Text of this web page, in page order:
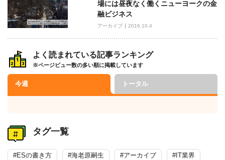
場には昼夜なく働くニューヨークの金
融ビジネス
アーカイブ 2016.10.4
よく読まれている記事ランキング
※ページビュー数の多い順に掲載しています
今週 トータル
タグ一覧
#ESの書き方 #海老原嗣生 #アーカイブ #IT業界